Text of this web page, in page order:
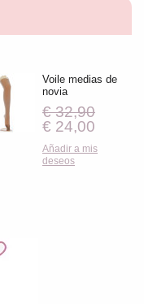
Voile medias de
novia
€ 32,90
€ 24,00
Añadir a mis
deseos